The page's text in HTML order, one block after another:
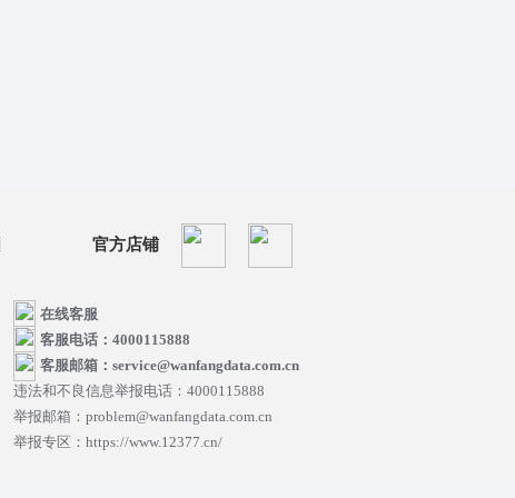
官方店铺
在线客服
客服电话：4000115888
客服邮箱：service@wanfangdata.com.cn
违法和不良信息举报电话：4000115888
举报邮箱：problem@wanfangdata.com.cn
举报专区：https://www.12377.cn/